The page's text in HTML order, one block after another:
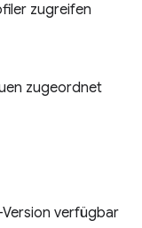
zugreifen
zugeordnet
verfügbar